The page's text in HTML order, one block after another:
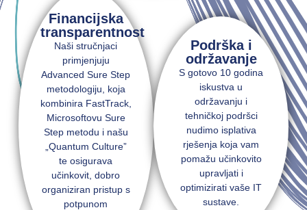
Financijska
transparentnost
Naši stručnjaci
primjenjuju
Advanced Sure Step
metodologiju, koja
kombinira FastTrack,
Microsoftovu Sure
Step metodu i našu
„Quantum Culture”
te osigurava
učinkovit, dobro
organiziran pristup s
potpunom
Podrška i
održavanje
S gotovo 10 godina
iskustva u
održavanju i
tehničkoj podršci
nudimo isplativa
rješenja koja vam
pomažu učinkovito
upravljati i
optimizirati vaše IT
sustave.